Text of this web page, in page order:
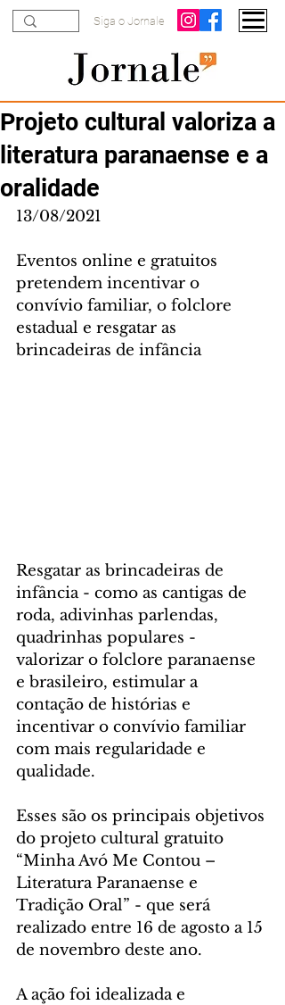
Siga o Jornale
Projeto cultural valoriza a
literatura paranaense e a
oralidade
13/08/2021
Eventos online e gratuitos
pretendem incentivar o
convívio familiar, o folclore
estadual e resgatar as
brincadeiras de infância
Resgatar as brincadeiras de
infância - como as cantigas de
roda, adivinhas parlendas,
quadrinhas populares -
valorizar o folclore paranaense
e brasileiro, estimular a
contação de histórias e
incentivar o convívio familiar
com mais regularidade e
qualidade.
Esses são os principais objetivos
do projeto cultural gratuito
“Minha Avó Me Contou –
Literatura Paranaense e
Tradição Oral” - que será
realizado entre 16 de agosto a 15
de novembro deste ano.
A ação foi idealizada e